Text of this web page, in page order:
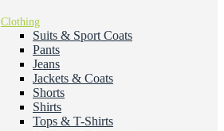
Clothing
Suits & Sport Coats
Pants
Jeans
Jackets & Coats
Shorts
Shirts
Tops & T-Shirts